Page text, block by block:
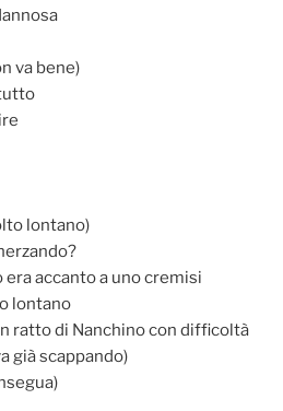
va bene)
lontano)
era accanto a uno cremisi
lontano
ratto di Nanchino con difficoltà
già scappando)